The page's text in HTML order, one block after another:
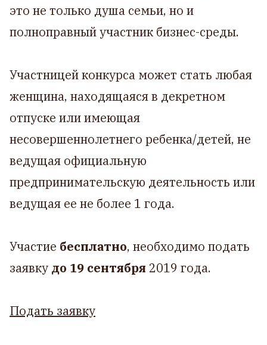
это не только душа семьи, но и
полноправный участник бизнес-среды.
Участницей конкурса может стать любая
женщина, находящаяся в декретном
отпуске или имеющая
несовершеннолетнего ребенка/детей, не
ведущая официальную
предпринимательскую деятельность или
ведущая ее не более 1 года.
Участие бесплатно, необходимо подать
заявку до 19 сентября 2019 года.
Подать заявку